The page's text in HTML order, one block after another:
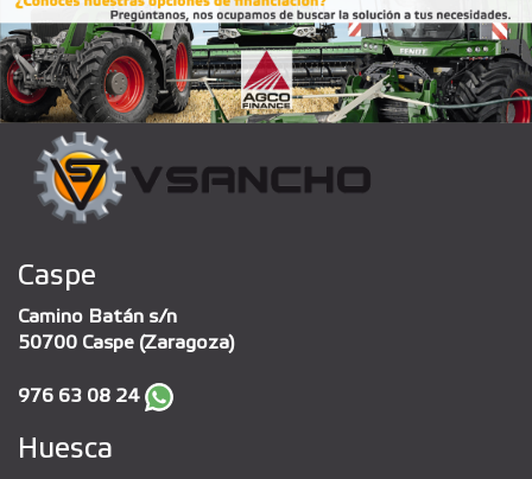
Caspe
Camino Batán s/n
50700 Caspe (Zaragoza)
976 63 08 24
Huesca